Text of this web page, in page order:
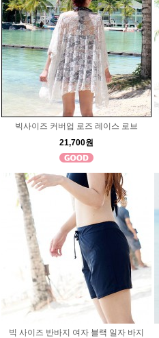
빅사이즈 커버업 로즈 레이스 로브
21,700원
빅 사이즈 반바지 여자 블랙 일자 바지